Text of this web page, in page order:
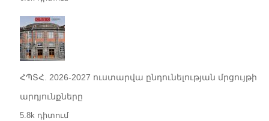
ՀՊՏՀ. 2026-2027 ուստարվա ընդունելության մրցույթի
արդյունքները
5.8k դիտում